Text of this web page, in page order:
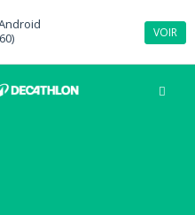
VOIR